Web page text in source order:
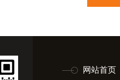
网站首页